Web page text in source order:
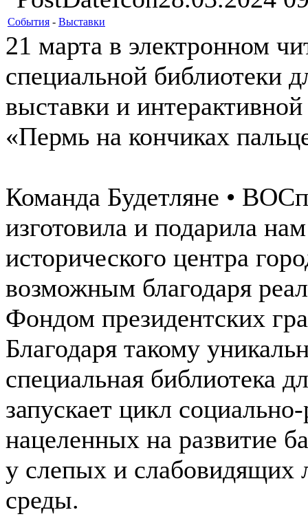
События - Выставки
21 марта в электронном
специальной библиотеки
выставки и
«Пермь на кончиках
Команда Будетляне •
изготовила и подарила
исторического центра
возможным благодаря
Фондом президентских
Благодаря такому
специальная библиотека
запускает цикл
нацеленных на развитие
у слепых и слабовидящих
среды.